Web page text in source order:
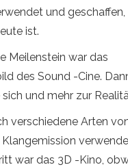
und geschaffen,
ist.
Meilenstein war das
des Sound -Cine.
sich und mehr zur
verschiedene Arten
war das 3D -Kino,